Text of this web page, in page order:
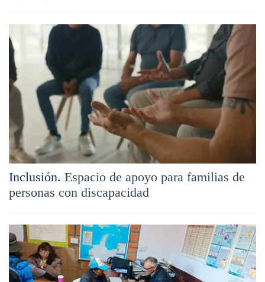
Inclusión. Espacio de apoyo para familias de
personas con discapacidad